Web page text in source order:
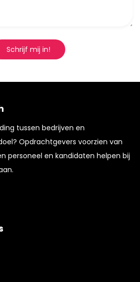
Schrijf mij in!
tussen bedrijven en
Opdrachtgevers voorzien van
personeel en kandidaten helpen bij